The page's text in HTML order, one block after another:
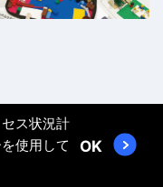
ス状況計
使用して
OK